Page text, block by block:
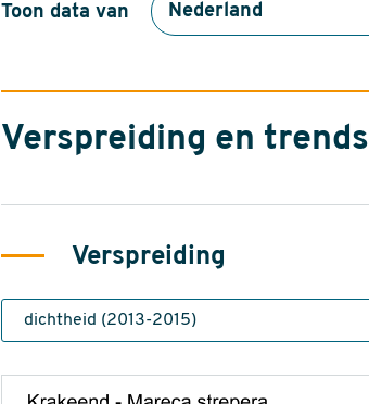
Toon data van
Verspreiding en trends
Verspreiding